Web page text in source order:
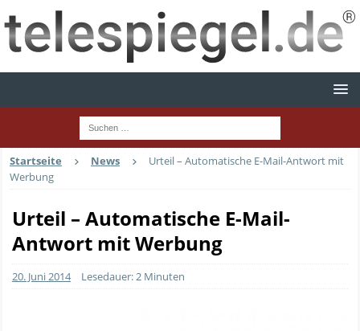
Startseite News
Urteil – Automatische E-Mail-Antwort mit
Werbung
Urteil – Automatische E-Mail-
Antwort mit Werbung
20. Juni 2014 Lesedauer: 2 Minuten